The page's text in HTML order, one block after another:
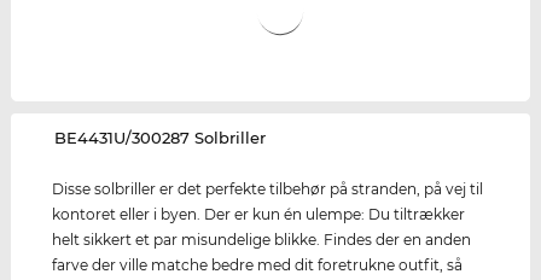
‌BE4431U/300287 Solbriller
Disse solbriller er det perfekte tilbehør på stranden, på vej til
kontoret eller i byen. Der er kun én ulempe: Du tiltrækker
helt sikkert et par misundelige blikke. Findes der en anden
farve der ville matche bedre med dit foretrukne outfit, så